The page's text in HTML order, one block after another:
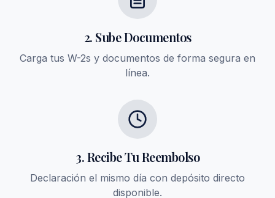
2. Sube Documentos
Carga tus W-2s y documentos de forma segura en
línea.
3. Recibe Tu Reembolso
Declaración el mismo día con depósito directo
disponible.